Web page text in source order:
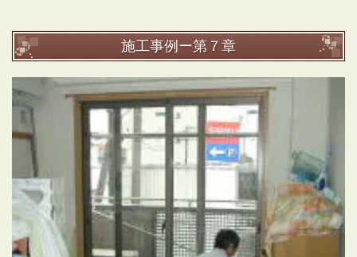
施工事例ー第７章